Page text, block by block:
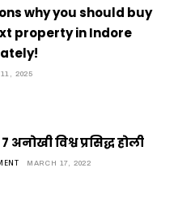
why you should buy
property in Indore
2025
अनोखी विश्व प्रसिद्ध होली
MARCH 17, 2022